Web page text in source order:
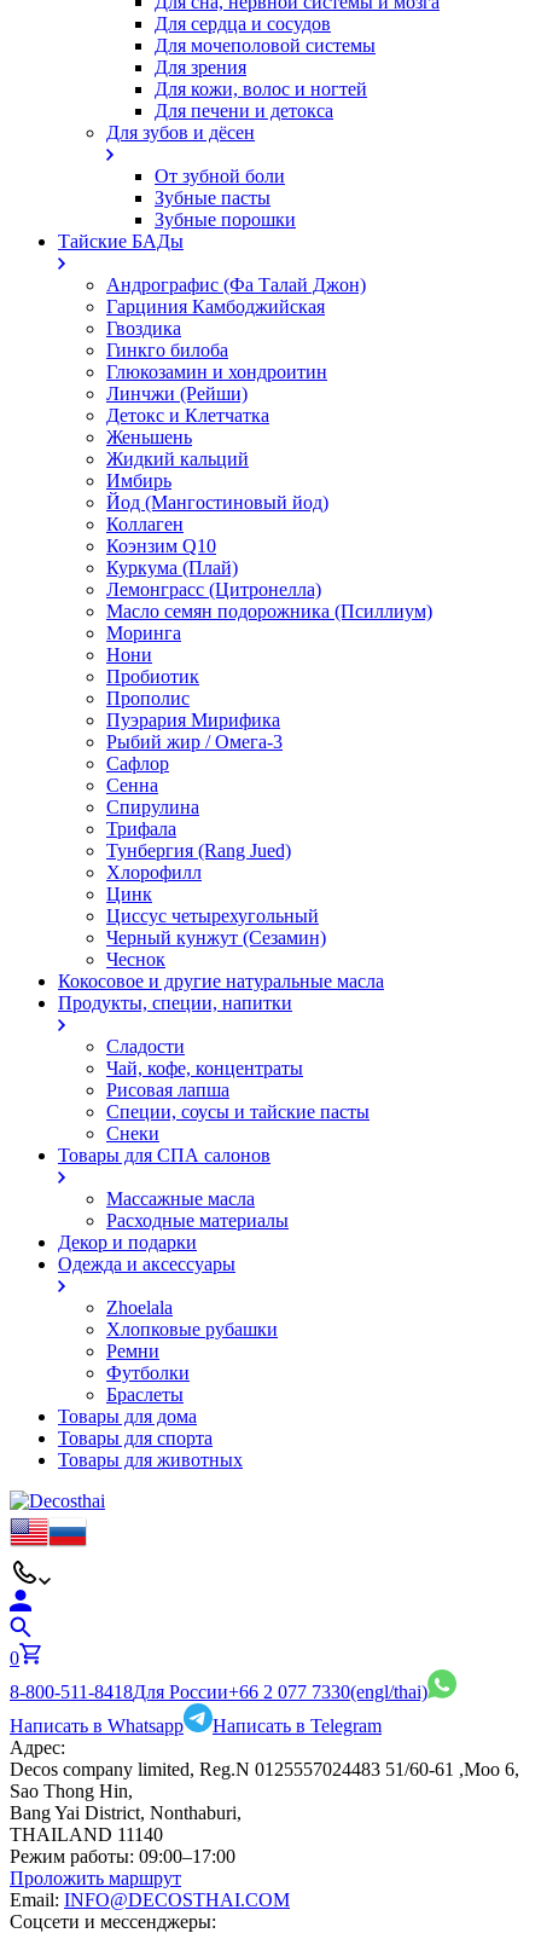
Для сердца и сосудов
Для мочеполовой системы
Для зрения
Для кожи, волос и ногтей
Для печени и детокса
Для зубов и дёсен
От зубной боли
Зубные пасты
Зубные порошки
Тайские БАДы
Андрографис (Фа Талай Джон)
Гарциния Камбоджийская
Гвоздика
Гинкго билоба
Глюкозамин и хондроитин
Линчжи (Рейши)
Детокс и Клетчатка
Женьшень
Жидкий кальций
Имбирь
Йод (Мангостиновый йод)
Коллаген
Коэнзим Q10
Куркума (Плай)
Лемонграсс (Цитронелла)
Масло семян подорожника (Псиллиум)
Моринга
Нони
Пробиотик
Прополис
Пуэрария Мирифика
Рыбий жир / Омега-3
Сафлор
Сенна
Спирулина
Трифала
Тунбергия (Rang Jued)
Хлорофилл
Цинк
Циссус четырехугольный
Черный кунжут (Сезамин)
Чеснок
Кокосовое и другие натуральные масла
Продукты, специи, напитки
Сладости
Чай, кофе, концентраты
Рисовая лапша
Специи, соусы и тайские пасты
Снеки
Товары для СПА салонов
Массажные масла
Расходные материалы
Декор и подарки
Одежда и аксессуары
Zhoelala
Хлопковые рубашки
Ремни
Футболки
Браслеты
Товары для дома
Товары для спорта
Товары для животных
0
8-800-511-8418Для России+66 2 077 7330(engl/thai)
Написать в Whatsapp
Написать в Telegram
Адрес:
Decos company limited, Reg.N 0125557024483 51/60-61 ,Moo 6,
Sao Thong Hin,
Bang Yai District, Nonthaburi,
THAILAND 11140
Режим работы: 09:00–17:00
Проложить маршрут
Email: INFO@DECOSTHAI.COM
Соцсети и мессенджеры: